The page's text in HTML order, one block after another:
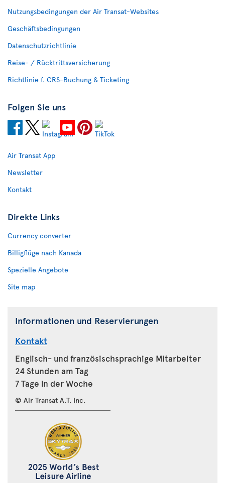
Nutzungsbedingungen der Air Transat-Websites
Geschäftsbedingungen
Datenschutzrichtlinie
Reise- / Rücktrittsversicherung
Richtlinie f. CRS-Buchung & Ticketing
Folgen Sie uns
Air Transat App
Newsletter
Kontakt
Direkte Links
Currency converter
Billigflüge nach Kanada
Spezielle Angebote
Site map
Informationen und Reservierungen
Kontakt
Englisch- und französischsprachige Mitarbeiter
24 Stunden am Tag
7 Tage in der Woche
© Air Transat A.T. Inc.